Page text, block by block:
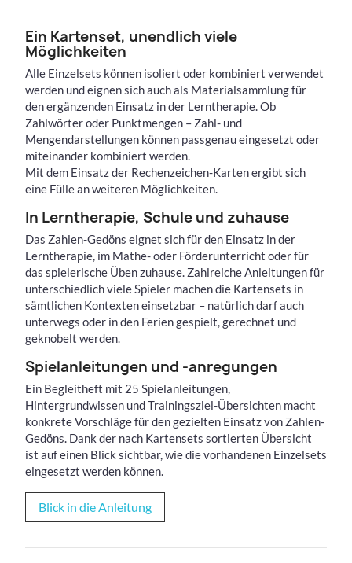
Ein Kartenset, unendlich viele
Möglichkeiten
Alle Einzelsets können isoliert oder kombiniert verwendet
werden und eignen sich auch als Materialsammlung für
den ergänzenden Einsatz in der Lerntherapie. Ob
Zahlwörter oder Punktmengen – Zahl- und
Mengendarstellungen können passgenau eingesetzt oder
miteinander kombiniert werden.
Mit dem Einsatz der Rechenzeichen-Karten ergibt sich
eine Fülle an weiteren Möglichkeiten.
In Lerntherapie, Schule und zuhause
Das Zahlen-Gedöns eignet sich für den Einsatz in der
Lerntherapie, im Mathe- oder Förderunterricht oder für
das spielerische Üben zuhause. Zahlreiche Anleitungen für
unterschiedlich viele Spieler machen die Kartensets in
sämtlichen Kontexten einsetzbar – natürlich darf auch
unterwegs oder in den Ferien gespielt, gerechnet und
geknobelt werden.
Spielanleitungen und -anregungen
Ein Begleitheft mit 25 Spielanleitungen,
Hintergrundwissen und Trainingsziel-Übersichten macht
konkrete Vorschläge für den gezielten Einsatz von Zahlen-
Gedöns. Dank der nach Kartensets sortierten Übersicht
ist auf einen Blick sichtbar, wie die vorhandenen Einzelsets
eingesetzt werden können.
Blick in die Anleitung